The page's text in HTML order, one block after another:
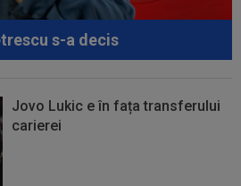
s-a decis
Jovo Lukic e în fața transferului
carierei